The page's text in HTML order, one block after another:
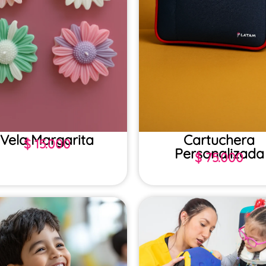
Vela Margarita
$15.000 Cartuchera
Personalizada
$75.000